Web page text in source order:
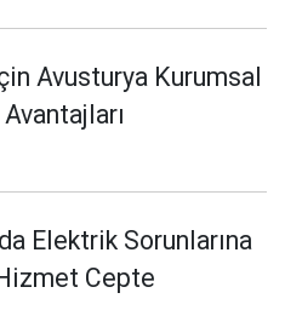
Avusturya Kurumsal
Elektrik Sorunlarına
Cepte